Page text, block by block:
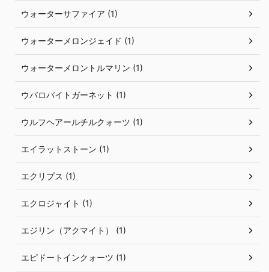
ウォーターサファイア (1)
ウォーターメロンジェイド (1)
ウォーターメロントルマリン (1)
ウバロバイトガーネット (1)
ウルフヘアールチルクォーツ (1)
エイラットストーン (1)
エクリプス (1)
エクロジャイト (1)
エジリン（アクマイト） (1)
エピドートインクォーツ (1)